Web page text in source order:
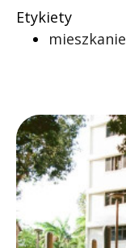
Etykiety
mieszkanie